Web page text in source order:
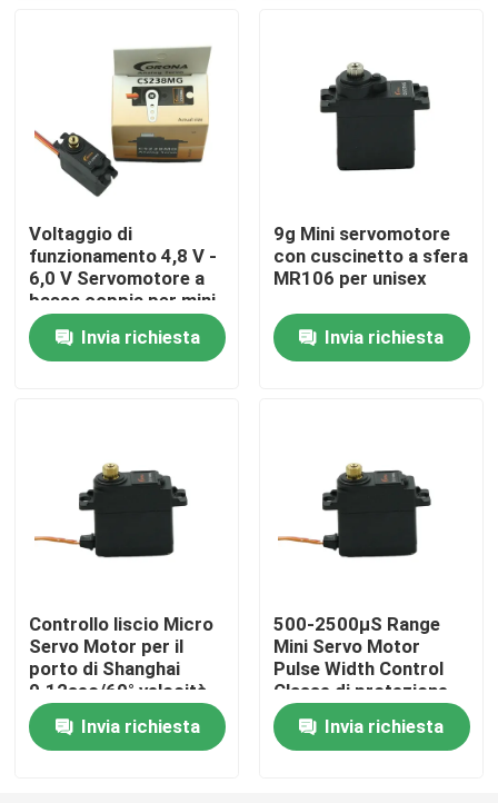
Casa
Prodotti
Circa noi
Giro della fabbrica
Contattici
Servomotore di RC
Mini Servo Motor
Voltaggio di
funzionamento 4,8 V -
6,0 V Servomotore a
bassa coppia per mini-
servo
Invia richiesta
9g Mini servomotore
con cuscinetto a sfera
MR106 per unisex
Invia richiesta
Controllo liscio Micro
Servo Motor per il
porto di Shanghai
0.12sec/60° velocità
Invia richiesta
500-2500μS Range
Mini Servo Motor
Pulse Width Control
Classe di protezione
IP65
Invia richiesta